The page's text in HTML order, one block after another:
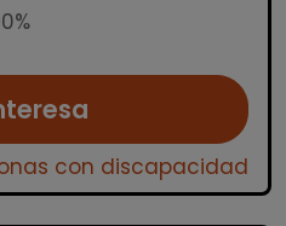
con discapacidad